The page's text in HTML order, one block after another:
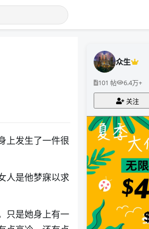
上发生了一件很
人是他梦寐以求
只是她身上有一
众生
101 帖 6.4万+
关注